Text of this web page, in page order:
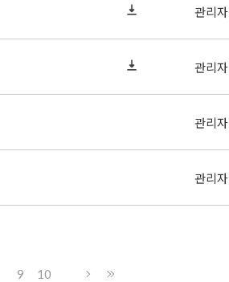
관리자
관리자
관리자
관리자
9 10